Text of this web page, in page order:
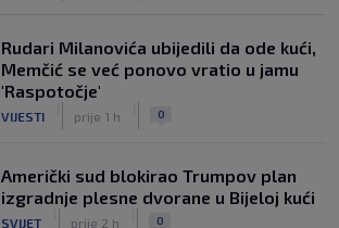
Rudari Milanovića ubijedili da ode kući,
Memčić se već ponovo vratio u jamu
'Raspotočje'
VIJESTI prije 1 h 0
Američki sud blokirao Trumpov plan
izgradnje plesne dvorane u Bijeloj kući
SVIJET prije 2 h 0